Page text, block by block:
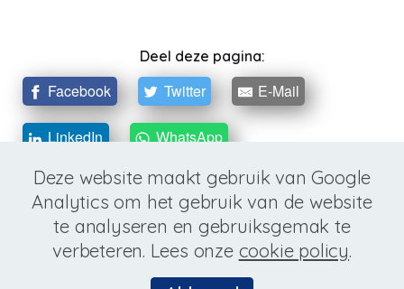
Deel deze pagina:
Facebook Twitter E-Mail
LinkedIn WhatsApp
Wettelijke informatie
© Copyright 2026 kmo promoties vzw - All Rights
Deze website maakt gebruik van Google
Analytics om het gebruik van de website
te analyseren en gebruiksgemak te
verbeteren. Lees onze cookie policy.